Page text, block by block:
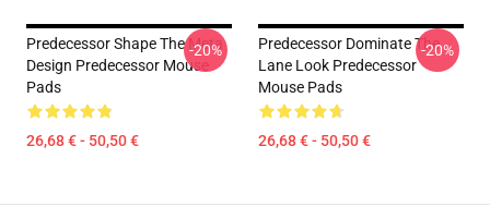
Predecessor Shape The Meta
Design Predecessor Mouse
Pads
26,68 € - 50,50 €
-20%
Predecessor Dominate The
Lane Look Predecessor
Mouse Pads
26,68 € - 50,50 €
-20%